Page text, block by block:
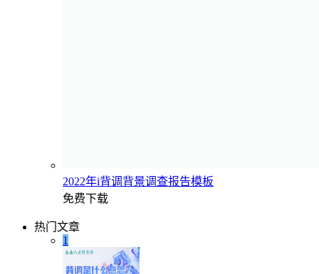
2022年i背调背景调查报告模板
免费下载
热门文章
1